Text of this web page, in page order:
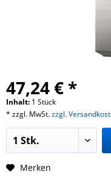
47,24 € *
Inhalt: 1 Stück
* zzgl. MwSt.zzgl.
Merken